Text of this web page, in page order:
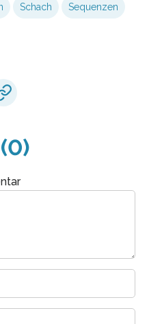
Schach Sequenzen